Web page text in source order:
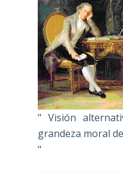
" Visión
grandeza moral
"